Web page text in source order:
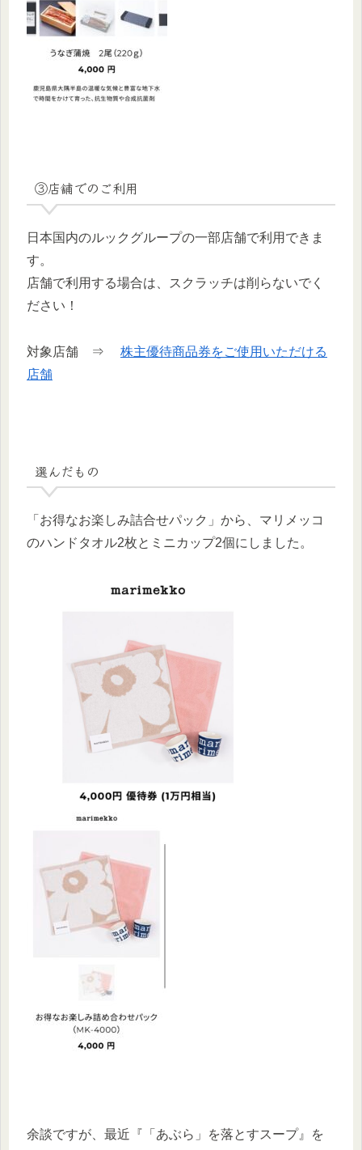
③店舗でのご利用
日本国内のルックグループの一部店舗で利用できま
す。
店舗で利用する場合は、スクラッチは削らないでく
ださい！
対象店舗 ⇒ 株主優待商品券をご使用いただける
店舗
選んだもの
「お得なお楽しみ詰合せパック」から、マリメッコ
のハンドタオル2枚とミニカップ2個にしました。
余談ですが、最近『「あぶら」を落とすスープ』を